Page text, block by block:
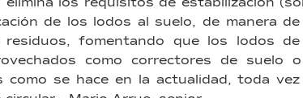
los requisitos de estabilización
de los lodos al suelo, de manera
residuos, fomentando que los lodos
como correctores de suelo
como se hace en la actualidad, toda